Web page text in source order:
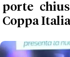
porte
Coppa Italia